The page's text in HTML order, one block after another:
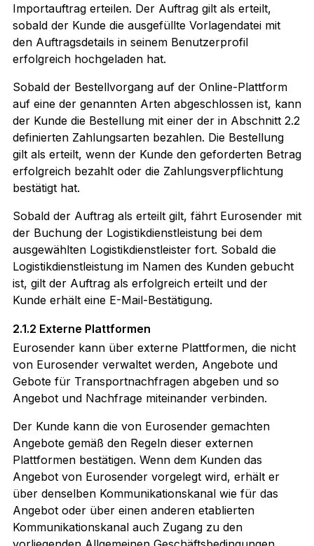
Importauftrag erteilen. Der Auftrag gilt als erteilt,
sobald der Kunde die ausgefüllte Vorlagendatei mit
den Auftragsdetails in seinem Benutzerprofil
erfolgreich hochgeladen hat.
Sobald der Bestellvorgang auf der Online-Plattform
auf eine der genannten Arten abgeschlossen ist, kann
der Kunde die Bestellung mit einer der in Abschnitt 2.2
definierten Zahlungsarten bezahlen. Die Bestellung
gilt als erteilt, wenn der Kunde den geforderten Betrag
erfolgreich bezahlt oder die Zahlungsverpflichtung
bestätigt hat.
Sobald der Auftrag als erteilt gilt, fährt Eurosender mit
der Buchung der Logistikdienstleistung bei dem
ausgewählten Logistikdienstleister fort. Sobald die
Logistikdienstleistung im Namen des Kunden gebucht
ist, gilt der Auftrag als erfolgreich erteilt und der
Kunde erhält eine E-Mail-Bestätigung.
2.1.2 Externe Plattformen
Eurosender kann über externe Plattformen, die nicht
von Eurosender verwaltet werden, Angebote und
Gebote für Transportnachfragen abgeben und so
Angebot und Nachfrage miteinander verbinden.
Der Kunde kann die von Eurosender gemachten
Angebote gemäß den Regeln dieser externen
Plattformen bestätigen. Wenn dem Kunden das
Angebot von Eurosender vorgelegt wird, erhält er
über denselben Kommunikationskanal wie für das
Angebot oder über einen anderen etablierten
Kommunikationskanal auch Zugang zu den